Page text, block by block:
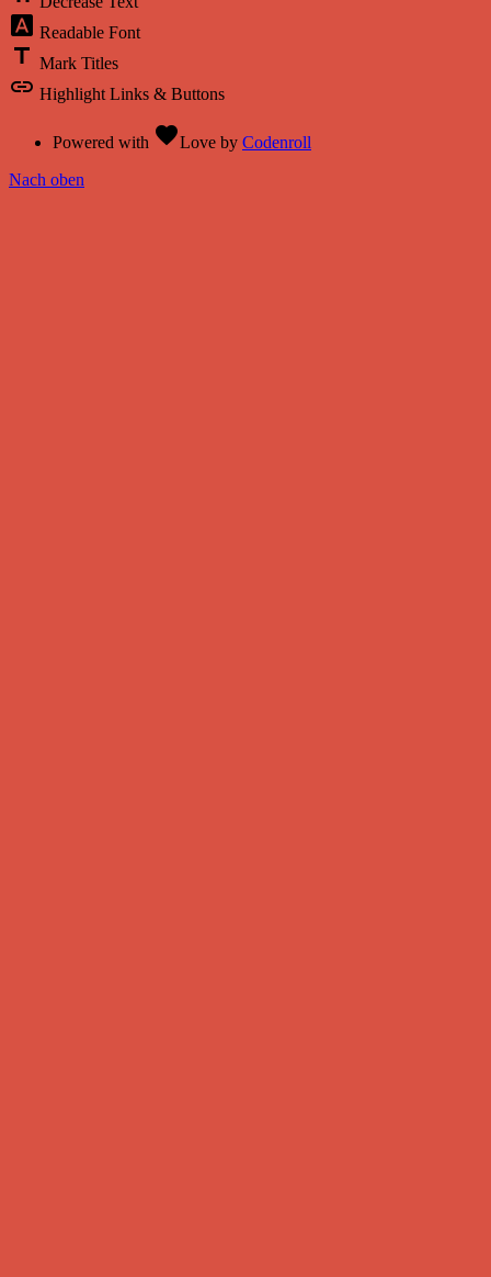
font_download Readable Font
title Mark Titles
link Highlight Links & Buttons
Powered with favoriteLove by Codenroll
Nach oben